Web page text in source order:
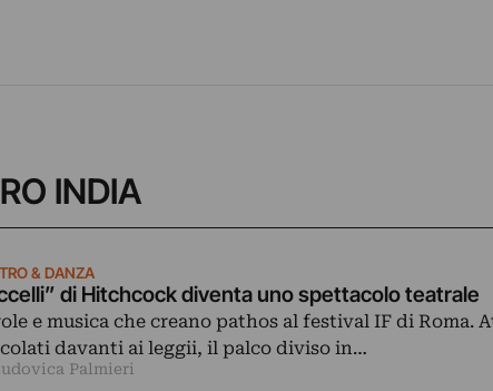
INDIA
& DANZA
di Hitchcock diventa uno spettacolo teatrale
e musica che creano pathos al festival IF di Roma.
davanti ai leggii, il palco diviso in…
Palmieri